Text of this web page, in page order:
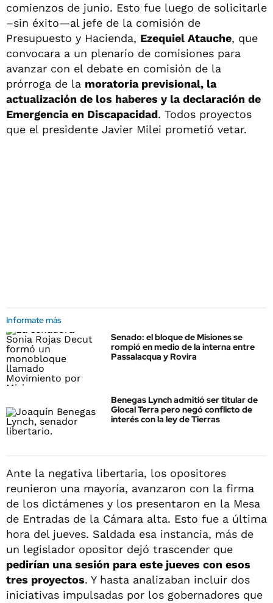
comienzos de junio. Esto fue luego de solicitarle
–sin éxito—al jefe de la comisión de
Presupuesto y Hacienda, Ezequiel Atauche, que
convocara a un plenario de comisiones para
avanzar con el debate en comisión de la
prórroga de la moratoria previsional, la
actualización de los haberes y la declaración de
Emergencia en Discapacidad. Todos proyectos
que el presidente Javier Milei prometió vetar.
Informate más
Senado: el bloque de Misiones se
rompió en medio de la interna entre
Passalacqua y Rovira
Benegas Lynch admitió ser titular de
Glocal Terra pero negó conflicto de
interés con la ley de Tierras
Ante la negativa libertaria, los opositores
reunieron una mayoría, avanzaron con la firma
de los dictámenes y los presentaron en la Mesa
de Entradas de la Cámara alta. Esto fue a última
hora del jueves. Saldada esa instancia, más de
un legislador opositor dejó trascender que
pedirían una sesión para este jueves con esos
tres proyectos. Y hasta analizaban incluir dos
iniciativas impulsadas por los gobernadores que